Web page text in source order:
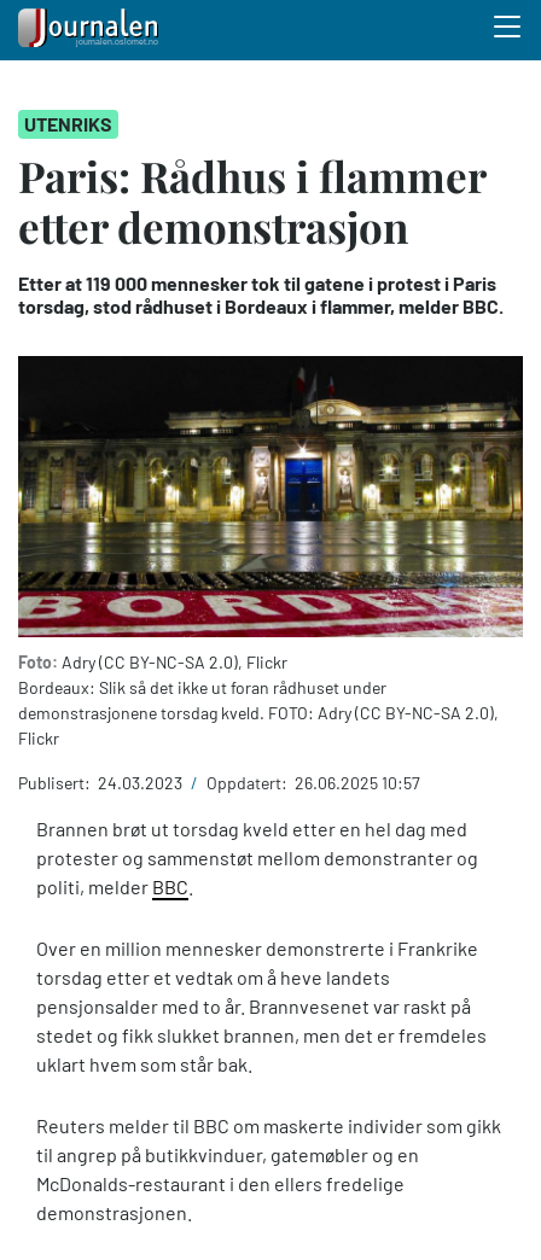
hovedinnhold
UTENRIKS
Paris: Rådhus i flammer
etter demonstrasjon
Etter at 119 000 mennesker tok til gatene i protest i Paris
torsdag, stod rådhuset i Bordeaux i flammer, melder BBC.
Foto: Adry (CC BY-NC-SA 2.0), Flickr
Bordeaux: Slik så det ikke ut foran rådhuset under
demonstrasjonene torsdag kveld. FOTO: Adry (CC BY-NC-SA 2.0),
Flickr
Publisert: 24.03.2023 / Oppdatert: 26.06.2025 10:57
Brannen brøt ut torsdag kveld etter en hel dag med
protester og sammenstøt mellom demonstranter og
politi, melder BBC
Over en million mennesker demonstrerte i Frankrike
torsdag etter et vedtak om å heve landets
pensjonsalder med to år. Brannvesenet var raskt på
stedet og fikk slukket brannen, men det er fremdeles
uklart hvem som står bak.
Reuters melder til BBC om maskerte individer som gikk
til angrep på butikkvinduer, gatemøbler og en
McDonalds-restaurant i den ellers fredelige
demonstrasjonen.